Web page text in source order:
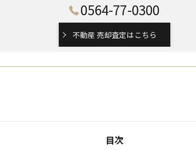
0564-77-0300
不動産 売却査定はこちら
目次